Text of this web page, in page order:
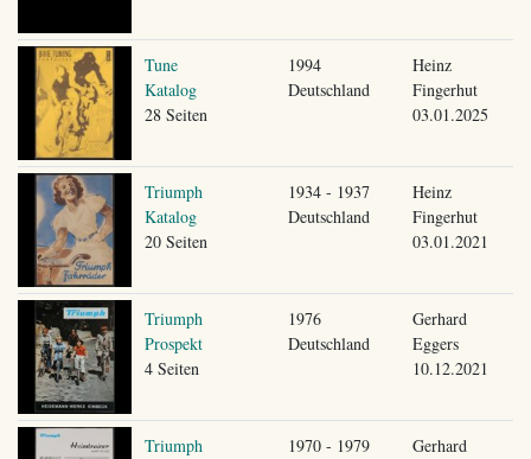
Tune
Katalog
28 Seiten
1994
Deutschland
Heinz
Fingerhut
03.01.2025
Triumph
Katalog
20 Seiten
1934 - 1937
Deutschland
Heinz
Fingerhut
03.01.2021
Triumph
Prospekt
4 Seiten
1976
Deutschland
Gerhard
Eggers
10.12.2021
Triumph
1970 - 1979
Gerhard